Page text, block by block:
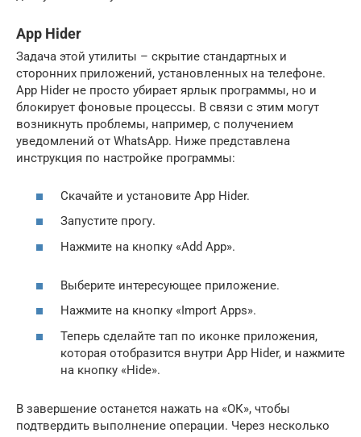
App Hider
Задача этой утилиты – скрытие стандартных и
сторонних приложений, установленных на телефоне.
App Hider не просто убирает ярлык программы, но и
блокирует фоновые процессы. В связи с этим могут
возникнуть проблемы, например, с получением
уведомлений от WhatsApp. Ниже представлена
инструкция по настройке программы:
Скачайте и установите App Hider.
Запустите прогу.
Нажмите на кнопку «Add App».
Выберите интересующее приложение.
Нажмите на кнопку «Import Apps».
Теперь сделайте тап по иконке приложения,
которая отобразится внутри App Hider, и нажмите
на кнопку «Hide».
В завершение останется нажать на «ОК», чтобы
подтвердить выполнение операции. Через несколько